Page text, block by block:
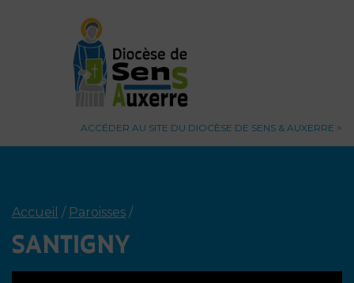
ACCÉDER AU SITE DU DIOCÈSE DE SENS & AUXERRE
Accueil / Paroisses /
SANTIGNY